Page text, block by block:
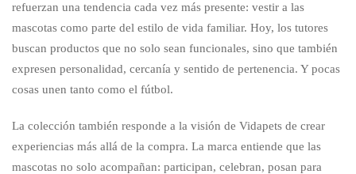
refuerzan una tendencia cada vez más presente: vestir a las
mascotas como parte del estilo de vida familiar. Hoy, los tutores
buscan productos que no solo sean funcionales, sino que también
expresen personalidad, cercanía y sentido de pertenencia. Y pocas
cosas unen tanto como el fútbol.
La colección también responde a la visión de Vidapets de crear
experiencias más allá de la compra. La marca entiende que las
mascotas no solo acompañan: participan, celebran, posan para